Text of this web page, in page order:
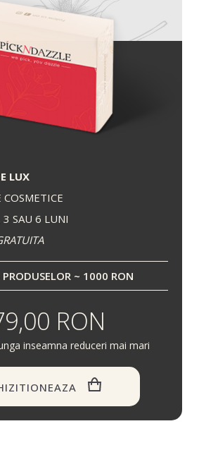
LUX
SAU 6 LUNI
PRODUSELOR ~ 1000 RON
RON
inseamna reduceri mai mari